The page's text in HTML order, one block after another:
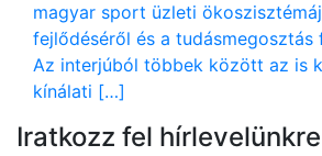
magyar sport üzleti
fejlődéséről és a tudásmegosztás
Az interjúból többek között az is
kínálati […]
Iratkozz fel